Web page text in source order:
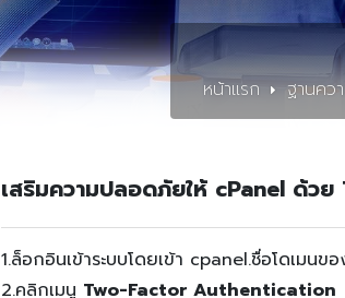
หน้าแรก ฐานคว
เสริมความปลอดภัยให้ cPanel ด้
1.ล็อกอินเข้าระบบโดยเข้า cpanel.ชื่อโดเมน
2.คลิกเมนู Two-Factor Authentication